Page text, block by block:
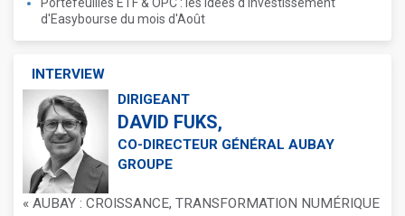
d'Easybourse du mois d'Août
INTERVIEW
DIRIGEANT
DAVID FUKS,
CO-DIRECTEUR GÉNÉRAL AUBAY
GROUPE
« AUBAY : CROISSANCE, TRANSFORMATION NUMÉRIQUE